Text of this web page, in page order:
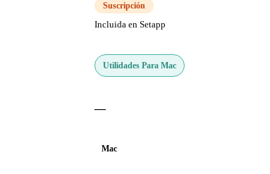
Suscripción
Incluida en Setapp
Utilidades Para Mac
—
Mac